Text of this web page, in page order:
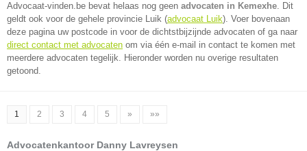
Advocaat-vinden.be bevat helaas nog geen advocaten in Kemexhe. Dit
geldt ook voor de gehele provincie Luik (advocaat Luik). Voer bovenaan
deze pagina uw postcode in voor de dichtstbijzijnde advocaten of ga naar
direct contact met advocaten om via één e-mail in contact te komen met
meerdere advocaten tegelijk. Hieronder worden nu overige resultaten
getoond.
1 2 3 4 5 » »»
Advocatenkantoor Danny Lavreysen